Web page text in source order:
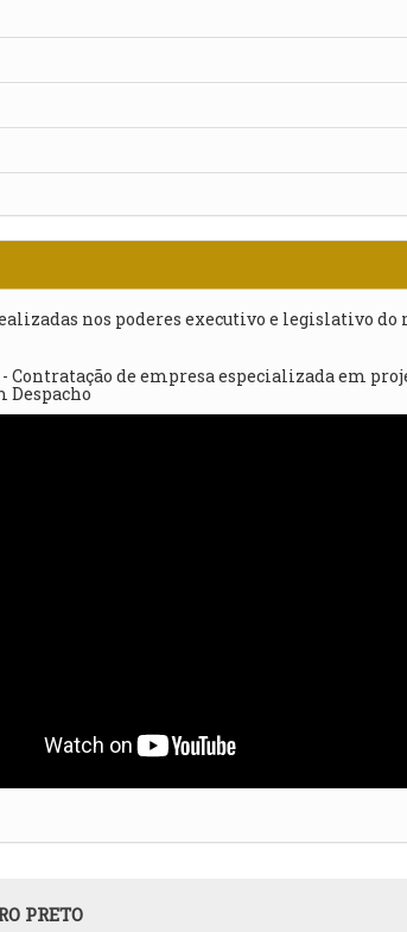
nos poderes executivo e legislativo
- Contratação de empresa especializada em
Despacho
PRETO